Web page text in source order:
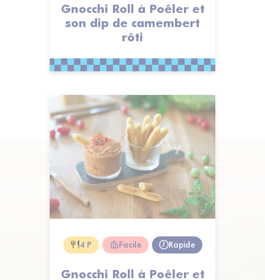
Gnocchi Roll à Poêler et
son dip de camembert
rôti
4 P Facile Rapide
Gnocchi Roll à Poêler et